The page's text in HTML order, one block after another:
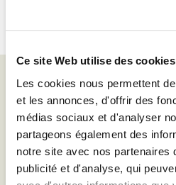
Ce site Web utilise des cookies
Les cookies nous permettent
et les annonces, d'offrir des
médias sociaux et d'analyser
partageons également des
notre site avec nos partenaires
publicité et d'analyse, qui